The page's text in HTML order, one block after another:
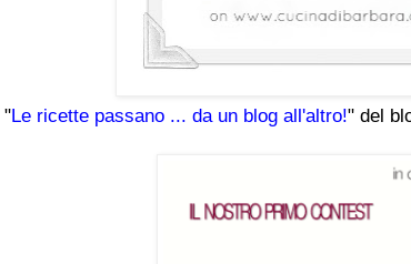
"Le ricette passano ... da un blog all'altro!" del